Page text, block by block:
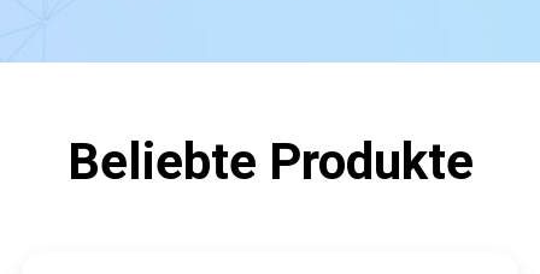
Beliebte Produkte